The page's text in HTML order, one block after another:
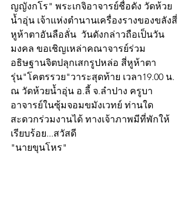
ญญังกโร" พระเกจิอาจารย์ชื่อดัง วัดห้วย
น้ำอุ่น เจ้าแห่งตำนานเครื่องรางของขลังสี่
หูห้าตาอันลือลั่น  วันดังกล่าวถือเป็นวัน
มงคล ขอเชิญเหล่าคณาจารย์ร่วม
อธิษฐานจิตปลุกเสกรูปหล่อ สี่หูห้าตา
รุ่น"โคตรรวย"วาระสุดท้าย เวลา19.00 น.
ณ วัดห้วยน้ำอุ่น อ.ลี้ จ.ลำปาง ครูบา
อาจารย์ในซุ้มจอมขมังเวทย์ ท่านใด
สะดวกร่วมงานได้ ทางเจ้าภาพมีที่พักให้
เรียบร้อย...สวัสดี
"นายขุนโหร"